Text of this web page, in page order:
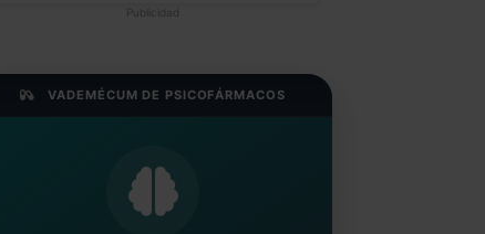
Publicidad
VADEMÉCUM DE PSICOFÁRMACOS